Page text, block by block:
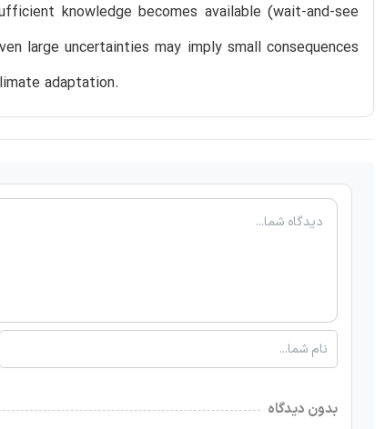
knowledge becomes available (wait-and-see
large uncertainties may imply small consequences
adaptation.
بدون دیدگاه